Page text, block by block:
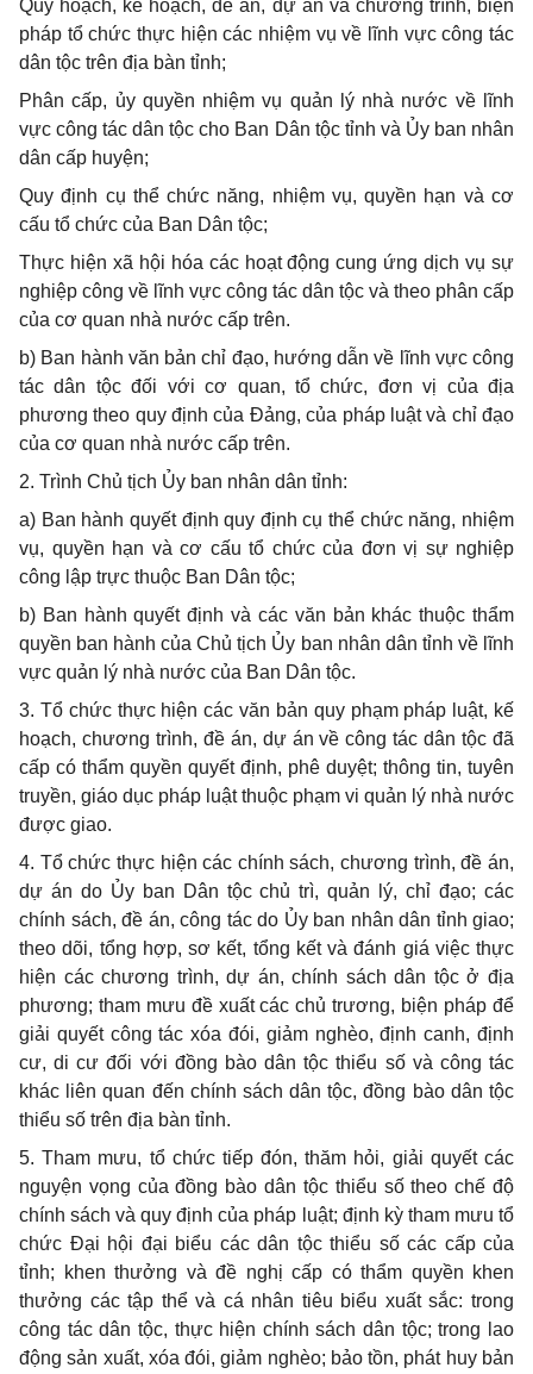
Quy hoạch, kế hoạch, đề án, dự án và chương trình, biện
pháp tổ chức thực hiện các nhiệm vụ về lĩnh vực công tác
dân tộc trên địa bàn tỉnh;
Phân cấp, ủy quyền nhiệm vụ quản lý nhà nước về lĩnh
vực công tác dân tộc cho Ban Dân tộc tỉnh và Ủy ban nhân
dân cấp huyện;
Quy định cụ thể chức năng, nhiệm vụ, quyền hạn và cơ
cấu tổ chức của Ban Dân tộc;
Thực hiện xã hội hóa các hoạt động cung ứng dịch vụ sự
nghiệp công về lĩnh vực công tác dân tộc và theo phân cấp
của cơ quan nhà nước cấp trên.
b) Ban hành văn bản chỉ đạo, hướng dẫn về lĩnh vực công
tác dân tộc đối với cơ quan, tổ chức, đơn vị của địa
phương theo quy định của Đảng, của pháp luật và chỉ đạo
của cơ quan nhà nước cấp trên.
2. Trình Chủ tịch Ủy ban nhân dân tỉnh:
a) Ban hành quyết định quy định cụ thể chức năng, nhiệm
vụ, quyền hạn và cơ cấu tổ chức của đơn vị sự nghiệp
công lập trực thuộc Ban Dân tộc;
b) Ban hành quyết định và các văn bản khác thuộc thẩm
quyền ban hành của Chủ tịch Ủy ban nhân dân tỉnh về lĩnh
vực quản lý nhà nước của Ban Dân tộc.
3. Tổ chức thực hiện các văn bản quy phạm pháp luật, kế
hoạch, chương trình, đề án, dự án về công tác dân tộc đã
cấp có thẩm quyền quyết định, phê duyệt; thông tin, tuyên
truyền, giáo dục pháp luật thuộc phạm vi quản lý nhà nước
được giao.
4. Tổ chức thực hiện các chính sách, chương trình, đề án,
dự án do Ủy ban Dân tộc chủ trì, quản lý, chỉ đạo; các
chính sách, đề án, công tác do Ủy ban nhân dân tỉnh giao;
theo dõi, tổng hợp, sơ kết, tổng kết và đánh giá việc thực
hiện các chương trình, dự án, chính sách dân tộc ở địa
phương; tham mưu đề xuất các chủ trương, biện pháp để
giải quyết công tác xóa đói, giảm nghèo, định canh, định
cư, di cư đối với đồng bào dân tộc thiểu số và công tác
khác liên quan đến chính sách dân tộc, đồng bào dân tộc
thiểu số trên địa bàn tỉnh.
5. Tham mưu, tổ chức tiếp đón, thăm hỏi, giải quyết các
nguyện vọng của đồng bào dân tộc thiểu số theo chế độ
chính sách và quy định của pháp luật; định kỳ tham mưu tổ
chức Đại hội đại biểu các dân tộc thiểu số các cấp của
tỉnh; khen thưởng và đề nghị cấp có thẩm quyền khen
thưởng các tập thể và cá nhân tiêu biểu xuất sắc: trong
công tác dân tộc, thực hiện chính sách dân tộc; trong lao
động sản xuất, xóa đói, giảm nghèo; bảo tồn, phát huy bản